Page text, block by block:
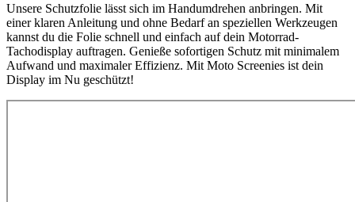
Unsere Schutzfolie lässt sich im Handumdrehen anbringen. Mit
einer klaren Anleitung und ohne Bedarf an speziellen Werkzeugen
kannst du die Folie schnell und einfach auf dein Motorrad-
Tachodisplay auftragen. Genieße sofortigen Schutz mit minimalem
Aufwand und maximaler Effizienz. Mit Moto Screenies ist dein
Display im Nu geschützt!